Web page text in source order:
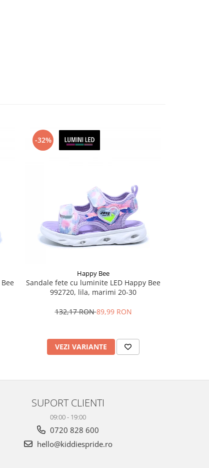
-32%
Happy Bee
Sandale fete cu luminite LED Happy Bee
992720, lila, marimi 20-30
132,17 RON89,99 RON
VEZI VARIANTE
SUPORT CLIENTI
09:00 - 19:00
0720 828 600
hello@kiddiespride.ro